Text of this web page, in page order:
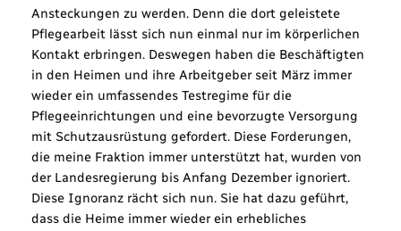
Ansteckungen zu werden. Denn die dort geleistete
Pflegearbeit lässt sich nun einmal nur im körperlichen
Kontakt erbringen. Deswegen haben die Beschäftigten
in den Heimen und ihre Arbeitgeber seit März immer
wieder ein umfassendes Testregime für die
Pflegeeinrichtungen und eine bevorzugte Versorgung
mit Schutzausrüstung gefordert. Diese Forderungen,
die meine Fraktion immer unterstützt hat, wurden von
der Landesregierung bis Anfang Dezember ignoriert.
Diese Ignoranz rächt sich nun. Sie hat dazu geführt,
dass die Heime immer wieder ein erhebliches